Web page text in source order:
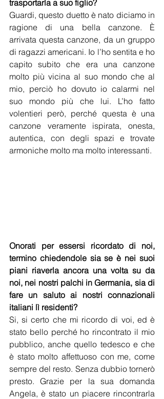
trasportarla a suo figlio?
Guardi, questo duetto è nato diciamo in
ragione di una bella canzone. È
arrivata questa canzone, da un gruppo
di ragazzi americani. Io l’ho sentita e ho
capito subito che era una canzone
molto più vicina al suo mondo che al
mio, perciò ho dovuto io calarmi nel
suo mondo più che lui. L’ho fatto
volentieri però, perché questa è una
canzone veramente ispirata, onesta,
autentica, con degli spazi e trovate
armoniche molto ma molto interessanti.
Onorati per essersi ricordato di noi,
termino chiedendole sia se è nei suoi
piani riaverla ancora una volta su da
noi, nei nostri palchi in Germania, sia di
fare un saluto ai nostri connazionali
italiani lì residenti?
Si, si certo che mi ricordo di voi, ed è
stato bello perché ho rincontrato il mio
pubblico, anche quello tedesco e che
è stato molto affettuoso con me, come
sempre del resto. Senza dubbio tornerò
presto. Grazie per la sua domanda
Angela, è stato un piacere rincontrarla